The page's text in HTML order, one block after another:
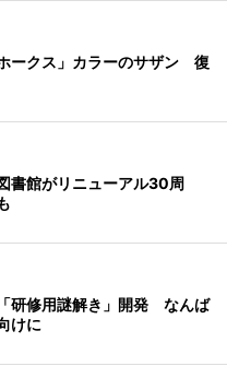
ークス」カラーのサザン 復
書館がリニューアル30周
研修用謎解き」開発 なんば
けに